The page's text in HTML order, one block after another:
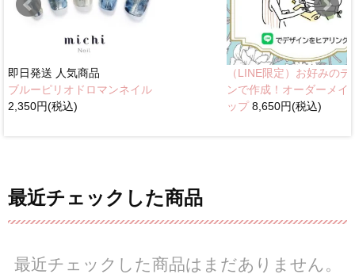
即日発送 人気商品
ブルーピリオドロマンネイル
2,350円(税込)
（LINE限定）お好みのデ
ンで作成！オーダーメイ
ップ8,650円(税込)
最近チェックした商品
最近チェックした商品はまだありません。